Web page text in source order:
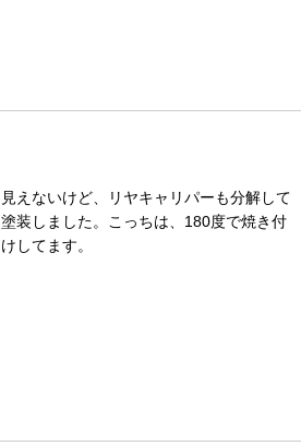
見えないけど、リヤキャリパーも分解して
塗装しました。こっちは、180度で焼き付
けしてます。